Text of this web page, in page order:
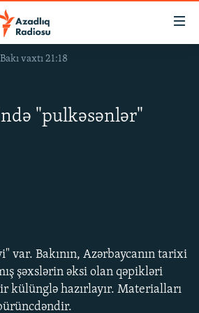
vaxtı 21:18
"pulkəsənlər"
var. Bakının, Azərbaycanın tarixi
şəxslərin əksi olan qəpikləri
külünglə hazırlayır. Materialları